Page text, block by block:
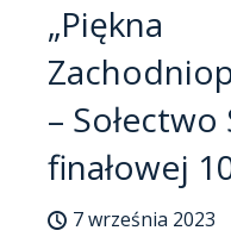
„Piękna
–
finałowej
7 września 2023